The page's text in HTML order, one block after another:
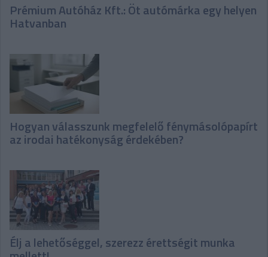
Prémium Autóház Kft.: Öt autómárka egy helyen
Hatvanban
Hogyan válasszunk megfelelő fénymásolópapírt
az irodai hatékonyság érdekében?
Élj a lehetőséggel, szerezz érettségit munka